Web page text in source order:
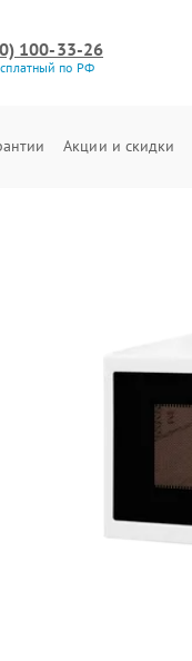
100-33-26
по РФ
Акции и скидки